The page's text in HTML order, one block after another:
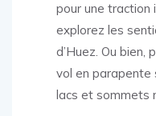
pour une traction
explorez les
d’Huez. Ou bien,
vol en parapente
lacs et sommets